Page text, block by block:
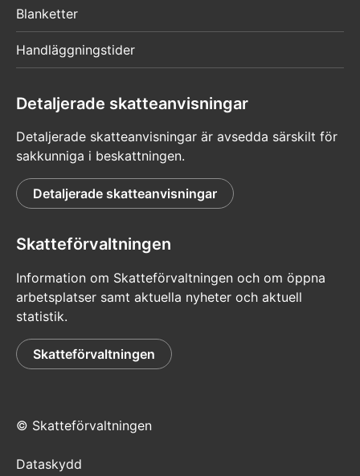
Blanketter
Handläggningstider
Detaljerade skatteanvisningar
Detaljerade skatteanvisningar är avsedda särskilt för
sakkunniga i beskattningen.
Detaljerade skatteanvisningar
Skatteförvaltningen
Information om Skatteförvaltningen och om öppna
arbetsplatser samt aktuella nyheter och aktuell
statistik.
Skatteförvaltningen
© Skatteförvaltningen
Dataskydd